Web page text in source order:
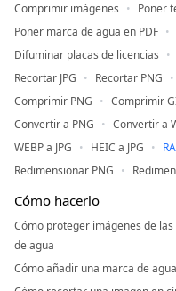
Comprimir imágenes
Poner
Poner marca de agua en PDF
Difuminar placas de licencias
Recortar JPG
Recortar PNG
Comprimir PNG
Comprimir
Convertir a PNG
Convertir a
WEBP a JPG
HEIC a JPG
Redimensionar PNG
Cómo hacerlo
Cómo proteger imágenes de
de agua
Cómo añadir una marca de